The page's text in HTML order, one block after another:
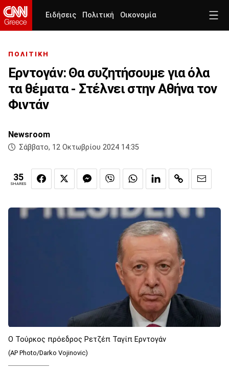
Ειδήσεις Πολιτική Οικονομία
ΠΟΛΙΤΙΚΗ
Ερντογάν: Θα συζητήσουμε για όλα
τα θέματα - Στέλνει στην Αθήνα τον
Φιντάν
Newsroom
Σάββατο, 12 Οκτωβρίου 2024 14:35
35
SHARES
Ο Τούρκος πρόεδρος Ρετζέπ Ταγίπ Ερντογάν
(AP Photo/Darko Vojinovic)